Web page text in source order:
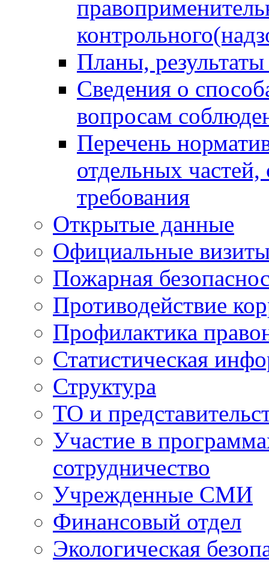
Планы,
Сведения о
вопросам
Перечень
отдельных
требования
Открытые данные
Официальные
Пожарная
Противодействие
Профилактика
Статистическая
Структура
ТО и
Участие в
сотрудничество
Учрежденные СМИ
Финансовый отдел
Экологическая